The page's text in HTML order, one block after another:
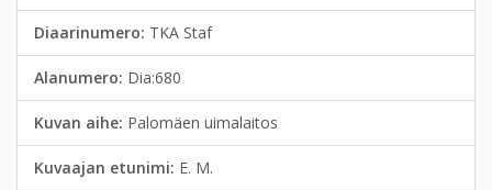
Diaarinumero: TKA Staf
Alanumero: Dia:680
Kuvan aihe: Palomäen uimalaitos
Kuvaajan etunimi: E. M.